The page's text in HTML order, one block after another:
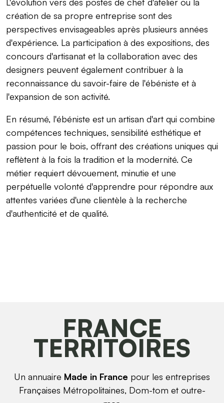
création de sa propre entreprise sont des
perspectives envisageables après plusieurs années
d'expérience. La participation à des expositions, des
concours d'artisanat et la collaboration avec des
designers peuvent également contribuer à la
reconnaissance du savoir-faire de l'ébéniste et à
l'expansion de son activité.
En résumé, l'ébéniste est un artisan d'art qui combine
compétences techniques, sensibilité esthétique et
passion pour le bois, offrant des créations uniques qui
reflètent à la fois la tradition et la modernité. Ce
métier requiert dévouement, minutie et une
perpétuelle volonté d'apprendre pour répondre aux
attentes variées d'une clientèle à la recherche
d'authenticité et de qualité.
FRANCE
TERRITOIRES
Un annuaire Made in France pour les entreprises
Françaises Métropolitaines, Dom-tom et outre-